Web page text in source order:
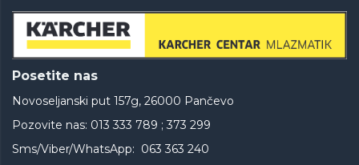
Posetite nas
Novoseljanski put 157g, 26000 Pančevo
Pozovite nas: 013 333 789 ; 373 299
Sms/Viber/WhatsApp: 063 363 240